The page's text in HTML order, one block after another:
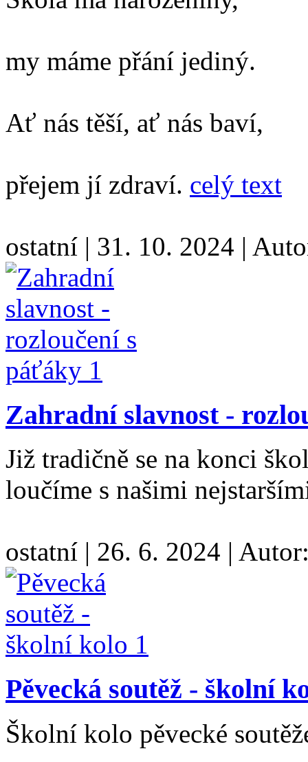
my máme přání jediný.
Ať nás těší, ať nás baví,
přejem jí zdraví. celý text
ostatní | 31. 10. 2024 |
Zahradní slavnost -
Již tradičně se na konci
loučíme s našimi
ostatní | 26. 6. 2024 |
Pěvecká soutěž - školní
Školní kolo pěvecké